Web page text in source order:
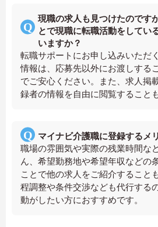
現職の求人も見つけたのです
とで現職に転職活動をしてい
いますか？
転職サポートにお申し込みいただ
情報は、応募先以外にお渡しする
でご安心ください。また、求人掲
録者の情報を自由に閲覧すること
マイナビ介護職に登録するメ
職場の雰囲気や実際の残業時間な
ん、希望勤務地や希望年収などの
ことで他の求人をご紹介すること
程調整や条件交渉なども代行する
動がしたい方におすすめです。